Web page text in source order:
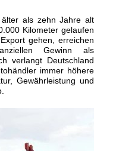
älter als zehn Jahre alt
Kilometer gelaufen
gehen, erreichen
Gewinn als
verlangt Deutschland
immer höhere
Gewährleistung und